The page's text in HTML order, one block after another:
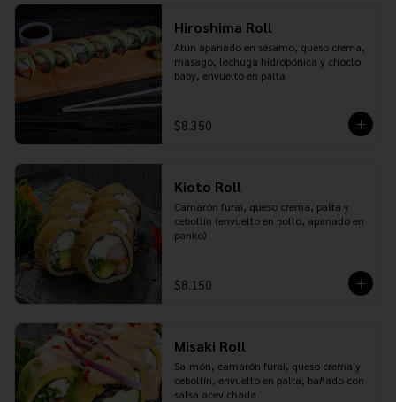
Hiroshima Roll
Atún apanado en sésamo, queso crema,
masago, lechuga hidropónica y choclo
baby, envuelto en palta
$8.350
Kioto Roll
Camarón furai, queso crema, palta y
cebollín (envuelto en pollo, apanado en
panko)
$8.150
Misaki Roll
Salmón, camarón furai, queso crema y
cebollín, envuelto en palta, bañado con
salsa acevichada